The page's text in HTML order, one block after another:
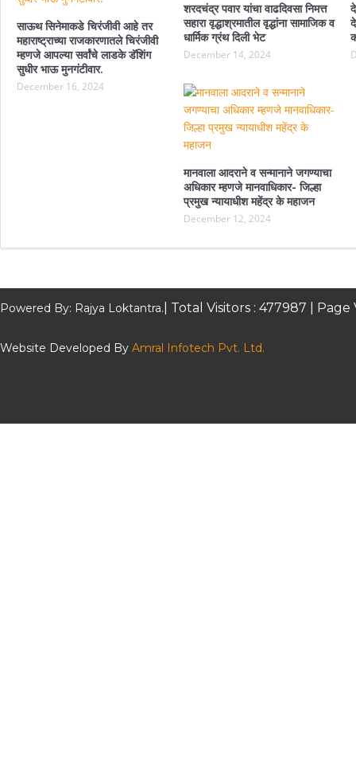
साऊथ सिनेमाकडे चिरंजीवी आहे तर
महाराष्ट्राच्या राजकारणातले चिरंजीवी
म्हणजे आपल्या सर्वांचे लाडके डॅशिंग
सुधीर भाऊ मुनगंटीवार.
December 16, 2024
शरदचंद्र पवार यांचा वाढदिवसा निमत्त
सहारा वृद्धाश्रमातील वृद्धांना सामाजिक व
धार्मिक ग्रंथ दिली भेट
December 14, 2024
मानवाला आदराने व सन्मानाने जगण्याचा
अधिकार म्हणजे मानवाधिकार- जिल्हा
प्रमुख न्यायाधीश महेंद्र के महाजन
December 12, 2024
Powered By: Rajya Loktantra. | Total Visitors : 477987 | Page
Website Developed By Amral Infotech Pvt. Ltd.